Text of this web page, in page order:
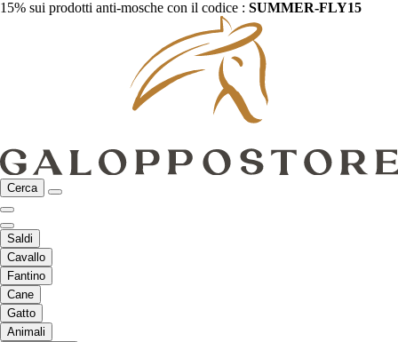
15% sui prodotti anti-mosche con il codice : SUMMER-FLY15
Cerca
Saldi
Cavallo
Fantino
Cane
Gatto
Animali